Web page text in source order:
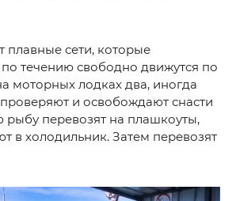
плавные сети, которые
течению свободно движутся по
моторных лодках два, иногда
проверяют и освобождают снасти
рыбу перевозят на плашкоуты,
в холодильник. Затем перевозят